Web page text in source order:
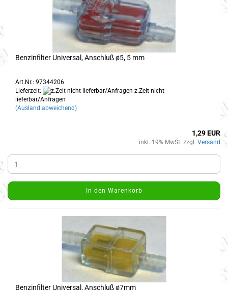
Benzinfilter Universal, Anschluß ø5, 5 mm
Art.Nr.: 97344206
Lieferzeit:
z.Zeit nicht
lieferbar/Anfragen
(Ausland abweichend)
1,29 EUR
inkl. 19% MwSt. zzgl. Versand
In den Warenkorb
Benzinfilter Universal, Anschluß ø7mm